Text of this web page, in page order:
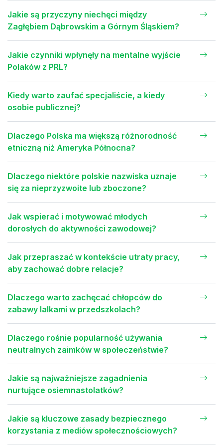
Jakie są przyczyny niechęci między
Zagłębiem Dąbrowskim a Górnym Śląskiem?
Jakie czynniki wpłynęły na mentalne wyjście
Polaków z PRL?
Kiedy warto zaufać specjaliście, a kiedy
osobie publicznej?
Dlaczego Polska ma większą różnorodność
etniczną niż Ameryka Północna?
Dlaczego niektóre polskie nazwiska uznaje
się za nieprzyzwoite lub zboczone?
Jak wspierać i motywować młodych
dorosłych do aktywności zawodowej?
Jak przepraszać w kontekście utraty pracy,
aby zachować dobre relacje?
Dlaczego warto zachęcać chłopców do
zabawy lalkami w przedszkolach?
Dlaczego rośnie popularność używania
neutralnych zaimków w społeczeństwie?
Jakie są najważniejsze zagadnienia
nurtujące osiemnastolatków?
Jakie są kluczowe zasady bezpiecznego
korzystania z mediów społecznościowych?